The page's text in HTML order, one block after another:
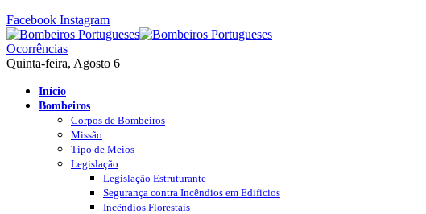
Facebook Instagram
Ocorrências
Quinta-feira, Agosto 6
Início
Bombeiros
Corpos de Bombeiros
Missão
Tipo de Meios
Legislação
Legislação Estruturante
Segurança contra Incêndios em Edificios
Incêndios Florestais